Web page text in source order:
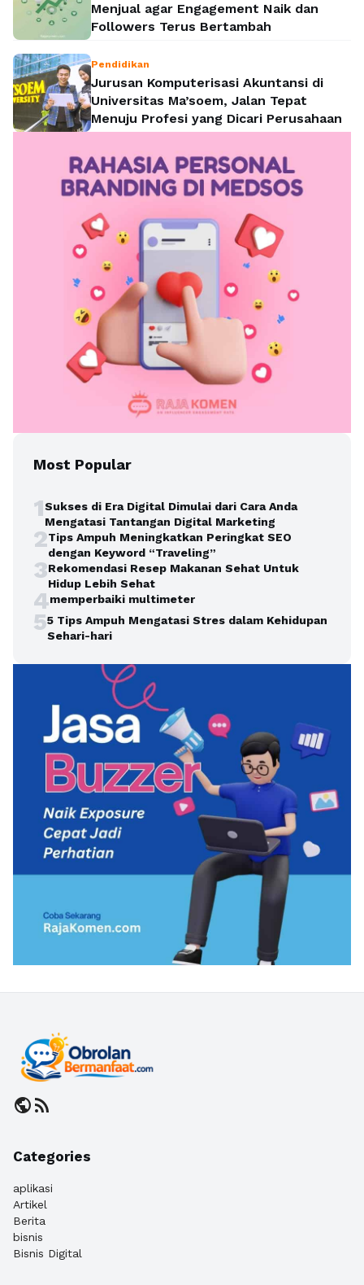
Menjual agar Engagement Naik dan
Followers Terus Bertambah
Pendidikan
Jurusan Komputerisasi Akuntansi di
Universitas Ma’soem, Jalan Tepat
Menuju Profesi yang Dicari Perusahaan
Most Popular
1Sukses di Era Digital Dimulai dari Cara Anda
Mengatasi Tantangan Digital Marketing
2Tips Ampuh Meningkatkan Peringkat SEO
dengan Keyword “Traveling”
3Rekomendasi Resep Makanan Sehat Untuk
Hidup Lebih Sehat
4memperbaiki multimeter
55 Tips Ampuh Mengatasi Stres dalam Kehidupan
Sehari-hari
publicrss_feed
Categories
aplikasi
Artikel
Berita
bisnis
Bisnis Digital